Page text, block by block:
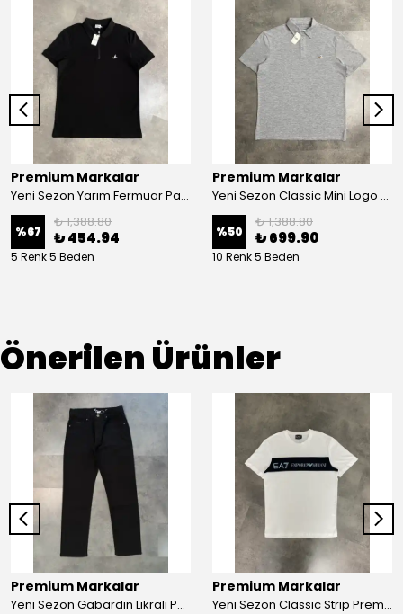
Premium Markalar
Yeni Sezon Yarım Fermuar Pamuk Pike Polo Yaka
%67
₺ 1,388.80
₺ 454.94
5 Renk 5 Beden
Premium Markalar
Yeni Sezon Classic Mini Logo Colourful Polo Yaka
%50
₺ 1,388.80
₺ 699.90
10 Renk 5 Beden
Önerilen Ürünler
Premium Markalar
Yeni Sezon Gabardin Likralı Pantolon
Premium Markalar
Yeni Sezon Classic Strip Premium Icon Logo T-shirt